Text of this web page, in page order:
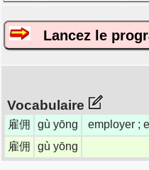
Lancez le
Vocabulaire
雇佣 gù yōng
employer ;
雇佣
gù yōng